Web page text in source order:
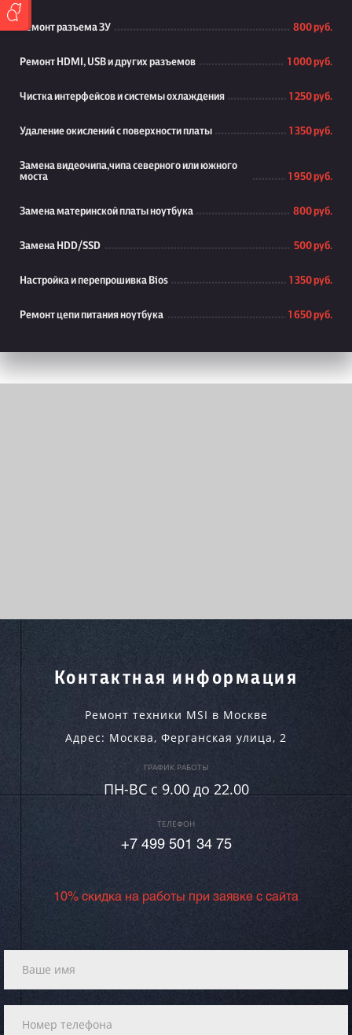
Ремонт разъема ЗУ 800 руб.
Ремонт HDMI, USB и других разъемов 1 000 руб.
Чистка интерфейсов и системы охлаждения 1 250 руб.
Удаление окислений с поверхности платы 1 350 руб.
Замена видеочипа,чипа северного или южного
моста
1 950 руб.
Замена материнской платы ноутбука 800 руб.
Замена HDD/SSD 500 руб.
Настройка и перепрошивка Bios 1 350 руб.
Ремонт цепи питания ноутбука 1 650 руб.
Контактная информация
Ремонт техники MSI в Москве
Адрес: Москва, Ферганская улица, 2
ГРАФИК РАБОТЫ
ПН-ВC c 9.00 до 22.00
ТЕЛЕФОН
+7 499 501 34 75
10% скидка на работы при заявке с сайта